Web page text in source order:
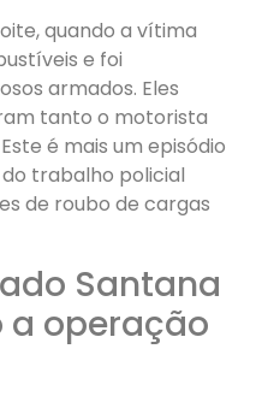
quando a vítima
e foi
armados. Eles
tanto o motorista
é mais um episódio
trabalho policial
de roubo de cargas
Santana
a operação